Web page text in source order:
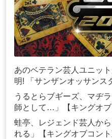
あのベテラン芸人ユニッ
明! 「サンザンオッサンス
うるとらブギーズ、マヂ
師として…」【キングオ
蛙亭、レジェンド芸人か
れる」【キングオブコン